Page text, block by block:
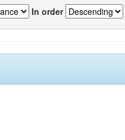
In order